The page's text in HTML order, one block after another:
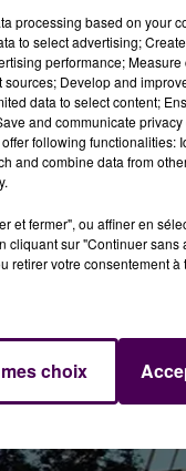
grande roue à Blois
pour la
processing based on your
to select advertising;
performance;
Develop and
data to select content;
and communicate
following functionalities:
and combine data from
et fermer", ou affiner en
cliquant sur "Continuer
retirer votre consentement
choix